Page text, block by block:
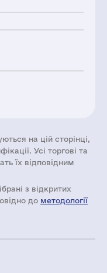
на цій сторінці,
Усі торгові та
їх відповідним
з відкритих
до методології